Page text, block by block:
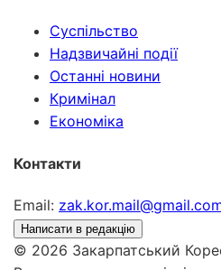
Суспільство
Надзвичайні події
Останні новини
Кримінал
Економіка
Контакти
Email:
Написати в редакцію
© 2026 Закарпатський